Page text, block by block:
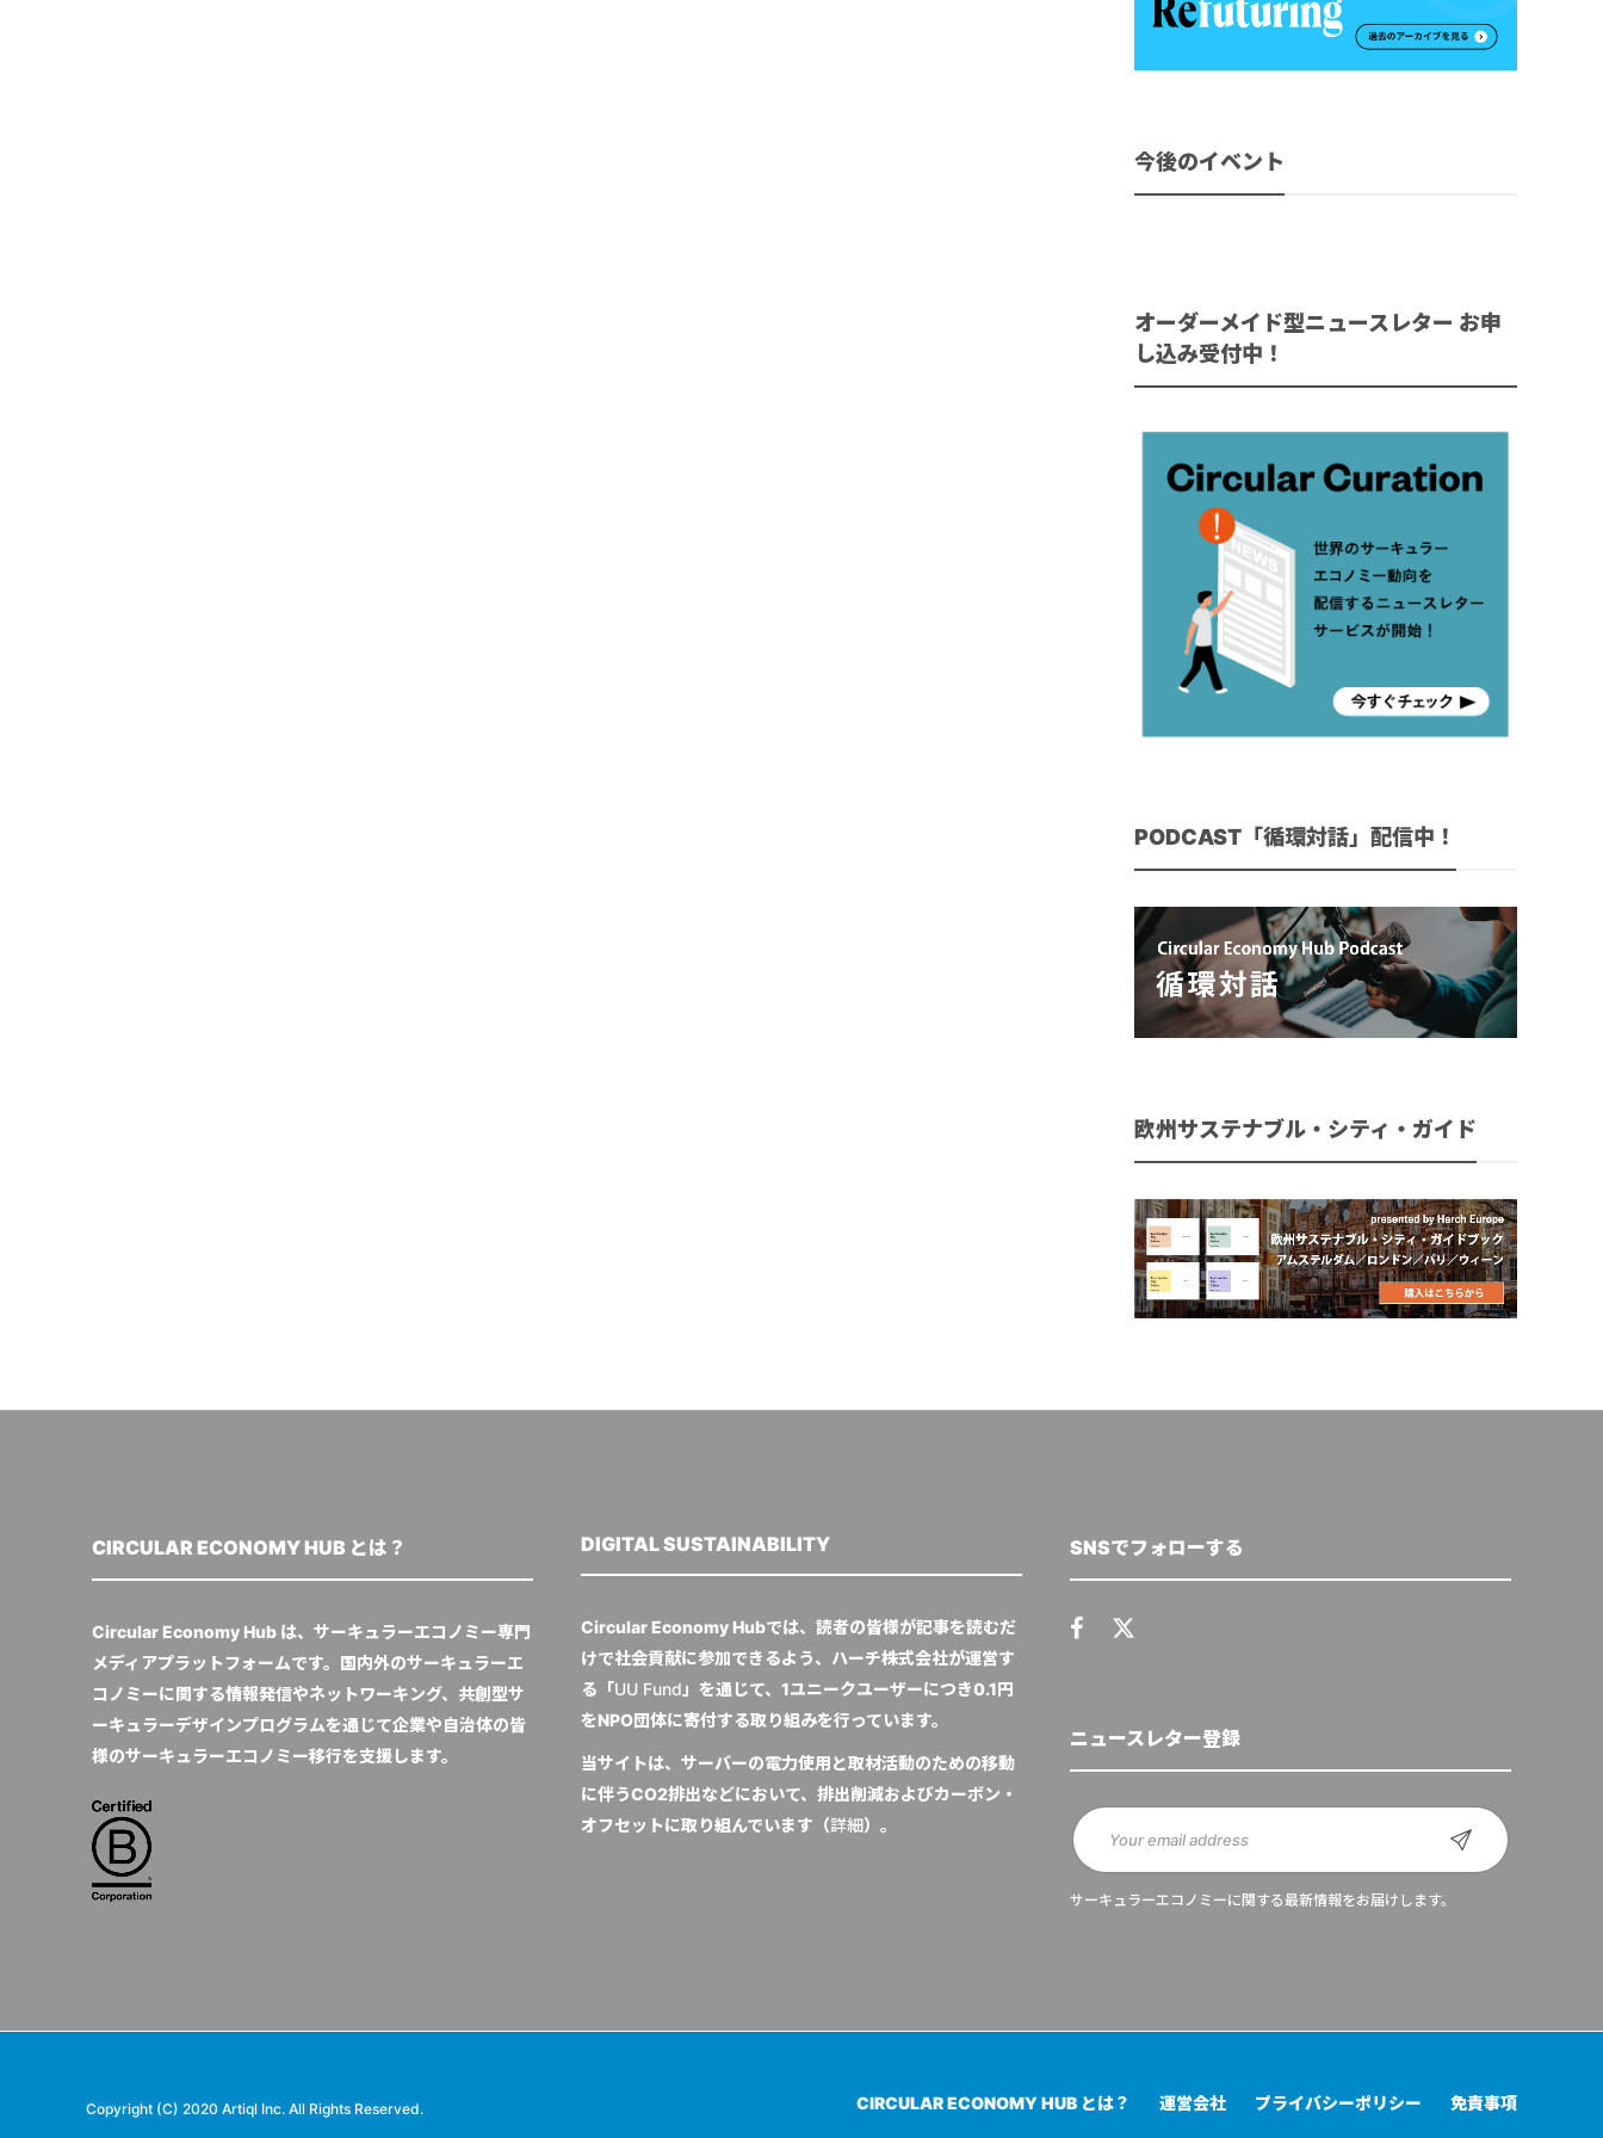
今後のイベント
オーダーメイド型ニュースレター お申
し込み受付中！
PODCAST「循環対話」配信中！
欧州サステナブル・シティ・ガイド
CIRCULAR ECONOMY HUB とは？
Circular Economy Hub は、サーキュラーエコノミー専門
メディアプラットフォームです。国内外のサーキュラーエ
コノミーに関する情報発信やネットワーキング、共創型サ
ーキュラーデザインプログラムを通じて企業や自治体の皆
様のサーキュラーエコノミー移行を支援します。
DIGITAL SUSTAINABILITY
Circular Economy Hubでは、読者の皆様が記事を読むだ
けで社会貢献に参加できるよう、ハーチ株式会社が運営す
る「UU Fund」を通じて、1ユニークユーザーにつき0.1円
をNPO団体に寄付する取り組みを行っています。
当サイトは、サーバーの電力使用と取材活動のための移動
に伴うCO2排出などにおいて、排出削減およびカーボン・
オフセットに取り組んでいます（詳細）。
SNSでフォローする
ニュースレター登録
サーキュラーエコノミーに関する最新情報をお届けします。
Copyright (C) 2020 Artiql Inc. All Rights Reserved. CIRCULAR ECONOMY HUB とは？ 運営会社 プライバシーポリシー 免責事項